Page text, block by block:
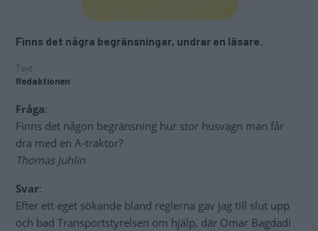
Finns det några begränsningar, undrar en läsare.
Text
Redaktionen
Fråga:
Finns det någon begränsning hur stor husvagn man får
dra med en A-traktor?
Thomas Juhlin
Svar:
Efter ett eget sökande bland reglerna gav jag till slut upp
och bad Transportstyrelsen om hjälp, där Omar Bagdadi